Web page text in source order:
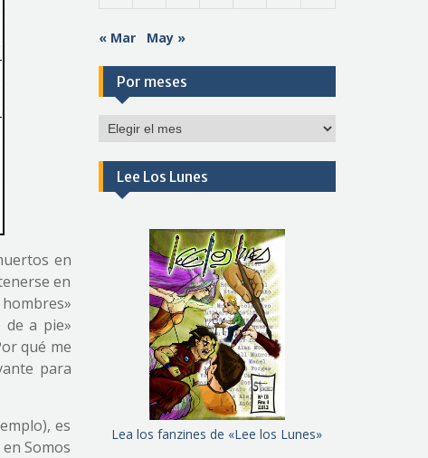
en
en
de a pie»
qué me
para
es
Somos
« Mar May »
Por meses
Por
Lee Los Lunes
Lea los fanzines de «Lee los Lunes»